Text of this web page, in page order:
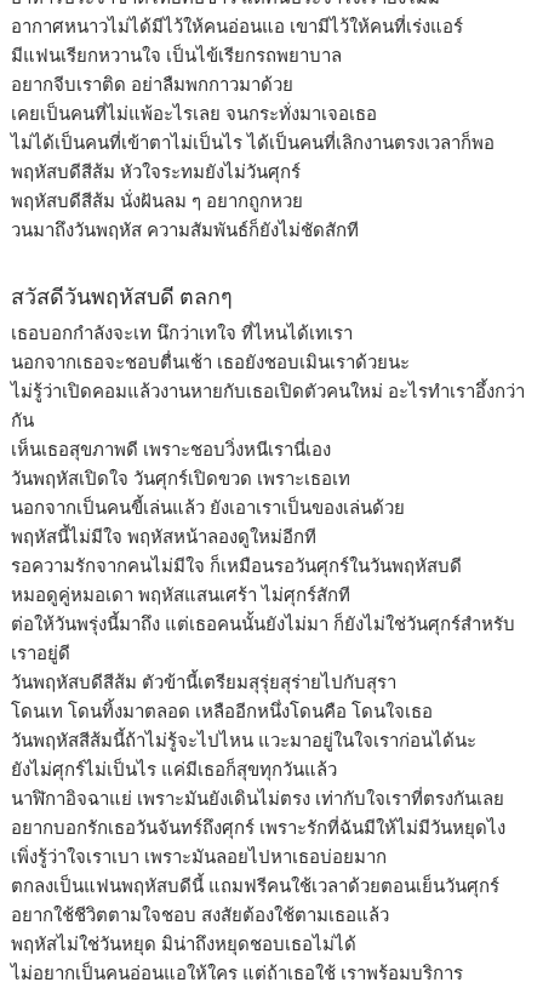
อากาศหนาวไม่ได้มีไว้ให้คนอ่อนแอ เขามีไว้ให้คนที่เร่งแอร์
มีแฟนเรียกหวานใจ เป็นไข้เรียกรถพยาบาล
อยากจีบเราติด อย่าลืมพกกาวมาด้วย
เคยเป็นคนที่ไม่แพ้อะไรเลย จนกระทั่งมาเจอเธอ
ไม่ได้เป็นคนที่เข้าตาไม่เป็นไร ได้เป็นคนที่เลิกงานตรงเวลาก็พอ
พฤหัสบดีสีส้ม หัวใจระทมยังไม่วันศุกร์
พฤหัสบดีสีส้ม นั่งฝันลม ๆ อยากถูกหวย
วนมาถึงวันพฤหัส ความสัมพันธ์ก็ยังไม่ชัดสักที
สวัสดีวันพฤหัสบดี ตลกๆ
เธอบอกกำลังจะเท นึกว่าเทใจ ที่ไหนได้เทเรา
นอกจากเธอจะชอบตื่นเช้า เธอยังชอบเมินเราด้วยนะ
ไม่รู้ว่าเปิดคอมแล้วงานหายกับเธอเปิดตัวคนใหม่ อะไรทำเราอึ้งกว่า
กัน
เห็นเธอสุขภาพดี เพราะชอบวิ่งหนีเรานี่เอง
วันพฤหัสเปิดใจ วันศุกร์เปิดขวด เพราะเธอเท
นอกจากเป็นคนขี้เล่นแล้ว ยังเอาเราเป็นของเล่นด้วย
พฤหัสนี้ไม่มีใจ พฤหัสหน้าลองดูใหม่อีกที
รอความรักจากคนไม่มีใจ ก็เหมือนรอวันศุกร์ในวันพฤหัสบดี
หมอดูคู่หมอเดา พฤหัสแสนเศร้า ไม่ศุกร์สักที
ต่อให้วันพรุ่งนี้มาถึง แต่เธอคนนั้นยังไม่มา ก็ยังไม่ใช่วันศุกร์สำหรับ
เราอยู่ดี
วันพฤหัสบดีสีส้ม ตัวข้านี้เตรียมสุรุ่ยสุร่ายไปกับสุรา
โดนเท โดนทิ้งมาตลอด เหลืออีกหนึ่งโดนคือ โดนใจเธอ
วันพฤหัสสีส้มนี้ถ้าไม่รู้จะไปไหน แวะมาอยู่ในใจเราก่อนได้นะ
ยังไม่ศุกร์ไม่เป็นไร แค่มีเธอก็สุขทุกวันแล้ว
นาฬิกาอิจฉาแย่ เพราะมันยังเดินไม่ตรง เท่ากับใจเราที่ตรงกันเลย
อยากบอกรักเธอวันจันทร์ถึงศุกร์ เพราะรักที่ฉันมีให้ไม่มีวันหยุดไง
เพิ่งรู้ว่าใจเราเบา เพราะมันลอยไปหาเธอบ่อยมาก
ตกลงเป็นแฟนพฤหัสบดีนี้ แถมฟรีคนใช้เวลาด้วยตอนเย็นวันศุกร์
อยากใช้ชีวิตตามใจชอบ สงสัยต้องใช้ตามเธอแล้ว
พฤหัสไม่ใช่วันหยุด มิน่าถึงหยุดชอบเธอไม่ได้
ไม่อยากเป็นคนอ่อนแอให้ใคร แต่ถ้าเธอใช้ เราพร้อมบริการ